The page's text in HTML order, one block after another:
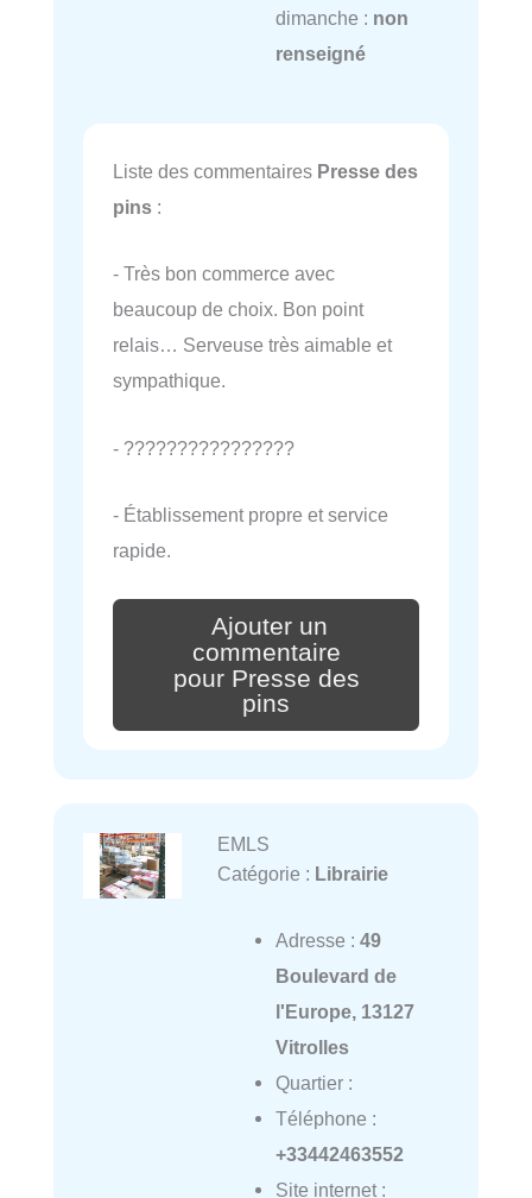
dimanche : non
renseigné
Liste des commentaires Presse des
pins :
- Très bon commerce avec
beaucoup de choix. Bon point
relais… Serveuse très aimable et
sympathique.
- ????????????????
- Établissement propre et service
rapide.
Ajouter un
commentaire
pour Presse des
pins
EMLS
Catégorie : Librairie
Adresse : 49
Boulevard de
l'Europe, 13127
Vitrolles
Quartier :
Téléphone :
+33442463552
Site internet :